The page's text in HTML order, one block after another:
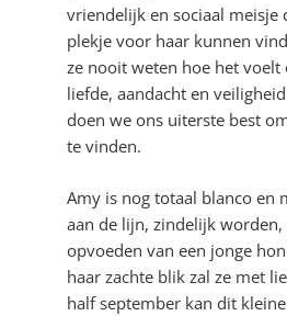
vriendelijk en sociaal meisje
plekje voor haar kunnen
ze nooit weten hoe het voelt
liefde, aandacht en
doen we ons uiterste best
te vinden.
Amy is nog totaal blanco en
aan de lijn, zindelijk
opvoeden van een jonge
haar zachte blik zal ze met
half september kan dit